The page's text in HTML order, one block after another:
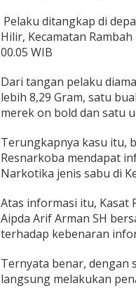
Pelaku ditangkap di
Hilir, Kecamatan
00.05 WIB
Dari tangan pelaku
lebih 8,29 Gram, satu
merek on bold dan satu
Terungkapnya kasu itu,
Resnarkoba mendapat
Narkotika jenis sabu di
Atas informasi itu, Kasat
Aipda Arif Arman SH
terhadap kebenaran
Ternyata benar, dengan
langsung melakukan